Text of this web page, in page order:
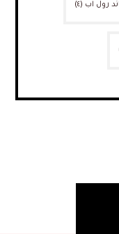
رول اب (٤)